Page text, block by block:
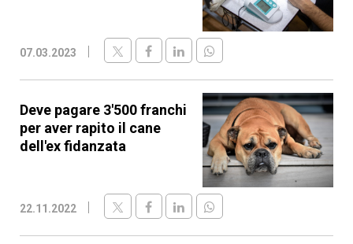
07.03.2023
Deve pagare 3'500 franchi
per aver rapito il cane
dell'ex fidanzata
22.11.2022